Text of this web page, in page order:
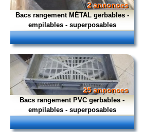
2 annonces
Bacs rangement MÉTAL gerbables -
empilables - superposables
25 annonces
Bacs rangement PVC gerbables -
empilables - superposables